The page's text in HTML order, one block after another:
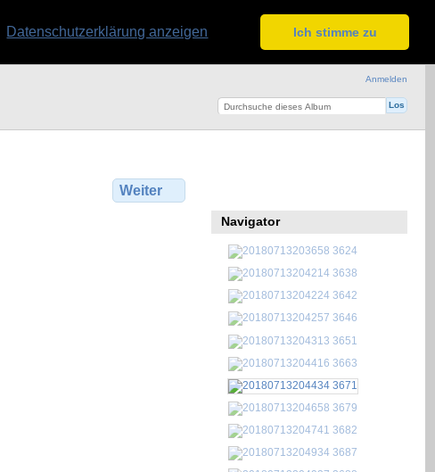
Datenschutzerklärung anzeigen Ich stimme zu
Anmelden
Weiter
Navigator